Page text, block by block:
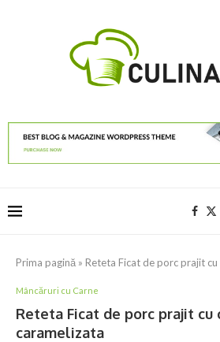
Prima pagină » Reteta Ficat de porc prajit
Mâncăruri cu Carne
Reteta Ficat de porc prajit cu
caramelizata